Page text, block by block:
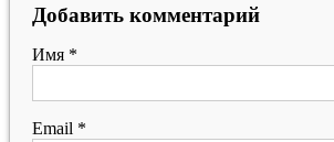
Добавить комментарий
Имя *
Email *